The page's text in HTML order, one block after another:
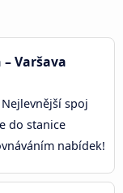
Varšava
spoj
do stanice
nabídek!